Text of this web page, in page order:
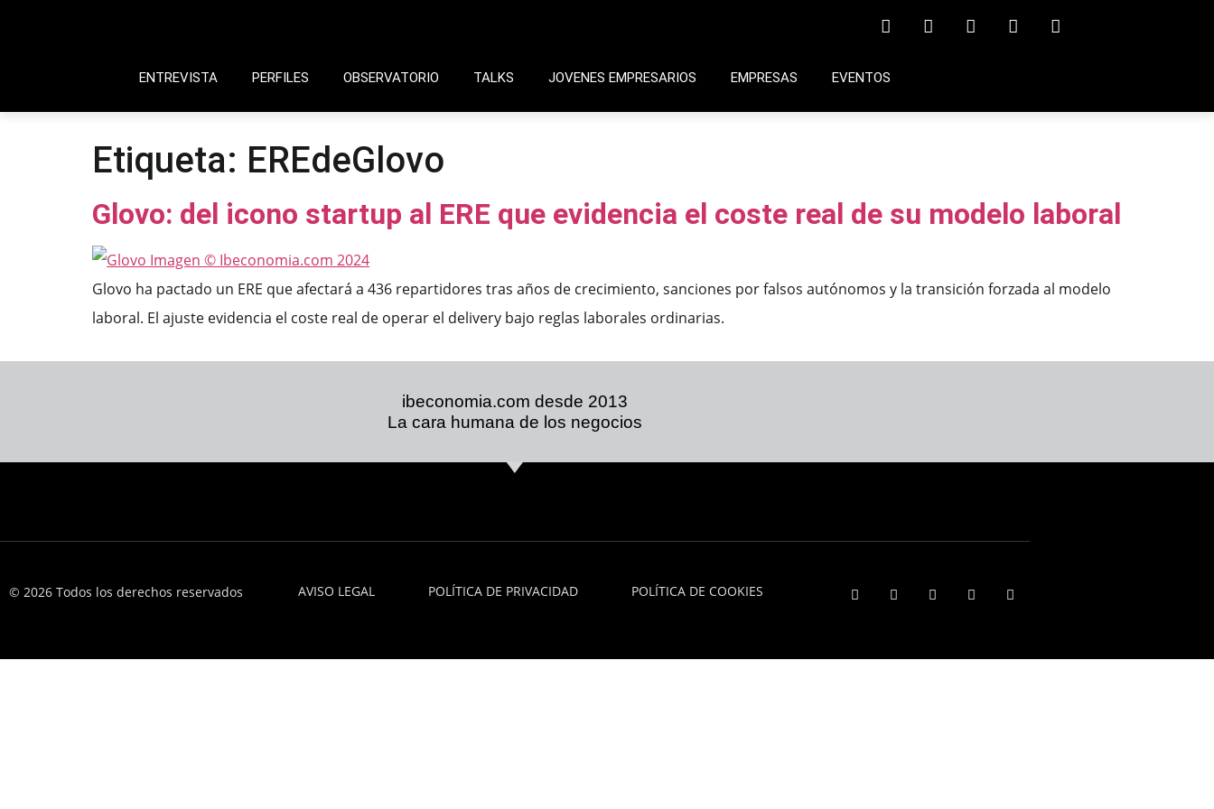
ENTREVISTA PERFILES OBSERVATORIO TALKS JOVENES EMPRESARIOS EMPRESAS EVENTOS
Etiqueta: EREdeGlovo
Glovo: del icono startup al ERE que evidencia el coste real de su modelo laboral
Glovo ha pactado un ERE que afectará a 436 repartidores tras años de crecimiento, sanciones por falsos autónomos y la transición forzada al modelo
laboral. El ajuste evidencia el coste real de operar el delivery bajo reglas laborales ordinarias.
ibeconomia.com desde 2013
La cara humana de los negocios
© 2026 Todos los derechos reservados AVISO LEGAL POLÍTICA DE PRIVACIDAD POLÍTICA DE COOKIES